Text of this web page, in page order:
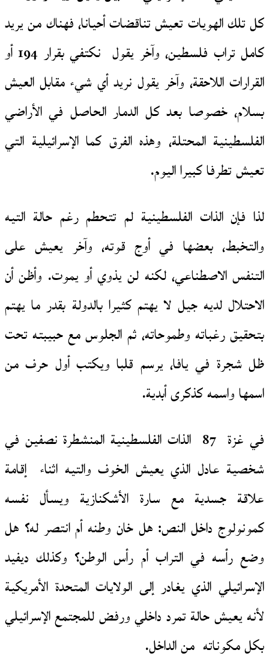
كل تلك الهويات تعيش تناقضات أحيانا، فهناك من يريد
كامل تراب فلسطين، وآخر يقول نكتفي بقرار 194 أو
القرارات اللاحقة، وآخر يقول نريد أي شيء مقابل العيش
بسلام، خصوصا بعد كل الدمار الحاصل في الأراضي
الفلسطينية المحتلة، وهذه الفرق كما الإسرائيلية التي
تعيش تطرفا كبيرا اليوم.
لذا فإن الذات الفلسطينية لم تتحطم رغم حالة التيه
والتخبط، بعضها في أوج قوته، وآخر يعيش على
التنفس الاصطناعي، لكنه لن يذوي أو يموت. وأظن أن
الاحتلال لديه جيل لا يهتم كثيرا بالدولة بقدر ما يهتم
بتحقيق رغباته وطموحاته، ثم الجلوس مع حبيبته تحت
ظل شجرة في يافا، يرسم قلبا ويكتب أول حرف من
اسمها واسمه كذكرى أبدية.
في غزة 87 الذات الفلسطينية المنشطرة نصفين في
شخصية عادل الذي يعيش الخوف والتيه اثناء إقامة
علاقة جسدية مع سارة الأشكنازية ويسأل نفسه
كمونولوج داخل النص: هل خان وطنه أم انتصر له؟ هل
وضع رأسه في التراب أم رأس الوطن؟ وكذلك ديفيد
الإسرائيلي الذي يغادر إلى الولايات المتحدة الأمريكية
لأنه يعيش حالة تمرد داخلي ورفض للمجتمع الإسرائيلي
بكل مكوناته من الداخل.